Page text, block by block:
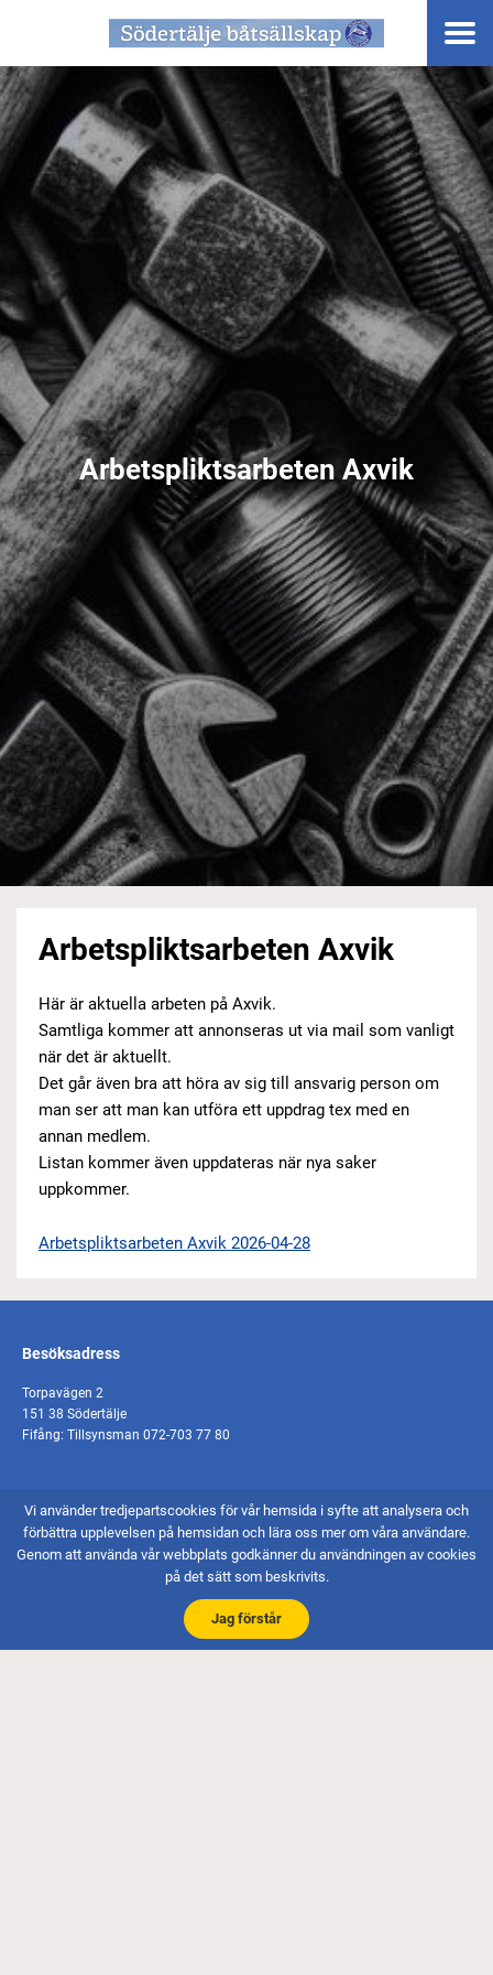
Arbetspliktsarbeten Axvik
Arbetspliktsarbeten Axvik
Här är aktuella arbeten på Axvik.
Samtliga kommer att annonseras ut via mail som vanligt
när det är aktuellt.
Det går även bra att höra av sig till ansvarig person om
man ser att man kan utföra ett uppdrag tex med en
annan medlem.
Listan kommer även uppdateras när nya saker
uppkommer.
Arbetspliktsarbeten Axvik 2026-04-28
Besöksadress
Torpavägen 2
151 38 Södertälje
Fifång: Tillsynsman 072-703 77 80
Bankgiro och Swish
Bg 5751-2261
Faktureringsadress
Vi använder tredjepartscookies för vår hemsida i syfte att analysera och
förbättra upplevelsen på hemsidan och lära oss mer om våra användare.
Genom att använda vår webbplats godkänner du användningen av cookies
på det sätt som beskrivits.
Jag förstår